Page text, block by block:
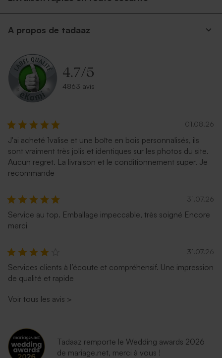
A propos de tadaaz
4.7/5
4863 avis
01.08.26
J'ai acheté 1valise et une boîte en bois personnalisés, ils
sont vraiment très jolis et identiques sur les photos du site.
Aucun regret. La livraison et le conditionnement super. Je
recommande
31.07.26
Service au top. Emballage impeccable, très soigné Encore
merci
31.07.26
Services clients à l’écoute et compréhensif. Une impression
de qualité et rapide
Voir tous les avis >
Tadaaz remporte le Wedding awards 2026
de mariage.net, merci à vous !